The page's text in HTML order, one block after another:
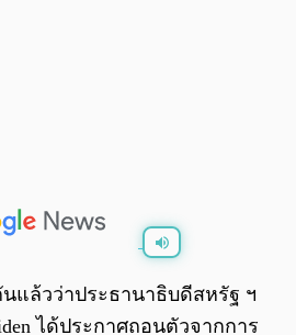
0:00 0:00
แล้วว่าประธานาธิบดีสหรัฐ ฯ
ได้ประกาศถอนตัวจากการ